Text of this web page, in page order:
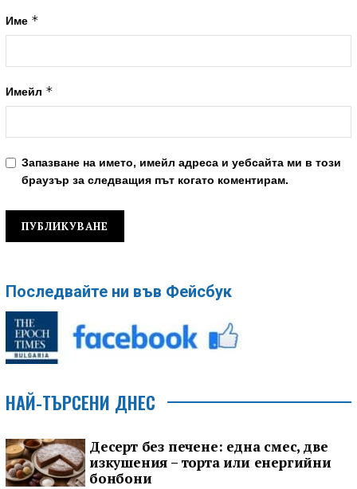
Име *
Имейл *
Запазване на името, имейл адреса и уебсайта ми в този
браузър за следващия път когато коментирам.
Последвайте ни във Фейсбук
НАЙ-ТЪРСЕНИ ДНЕС
Десерт без печене: една смес, две
изкушения – торта или енергийни
бонбони